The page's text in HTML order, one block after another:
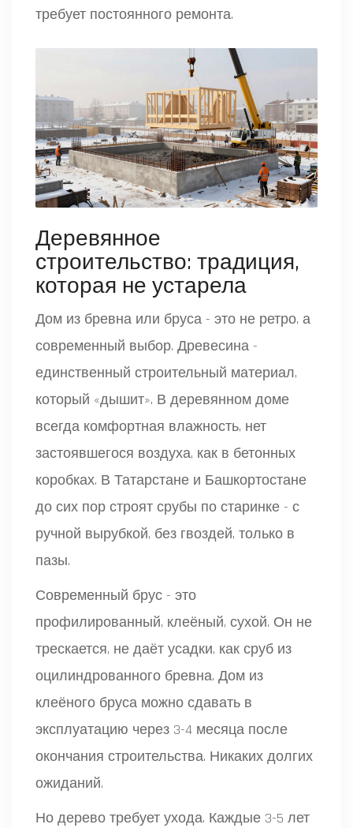
требует постоянного ремонта.
Деревянное
строительство: традиция,
которая не устарела
Дом из бревна или бруса - это не ретро, а
современный выбор. Древесина -
единственный строительный материал,
который «дышит». В деревянном доме
всегда комфортная влажность, нет
застоявшегося воздуха, как в бетонных
коробках. В Татарстане и Башкортостане
до сих пор строят срубы по старинке - с
ручной вырубкой, без гвоздей, только в
пазы.
Современный брус - это
профилированный, клеёный, сухой. Он не
трескается, не даёт усадки, как сруб из
оцилиндрованного бревна. Дом из
клеёного бруса можно сдавать в
эксплуатацию через 3-4 месяца после
окончания строительства. Никаких долгих
ожиданий.
Но дерево требует ухода. Каждые 3-5 лет